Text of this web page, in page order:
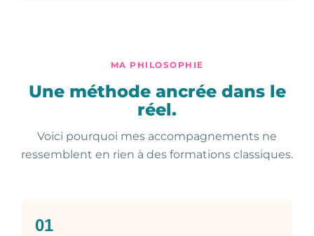
MA PHILOSOPHIE
Une méthode ancrée dans le
réel.
Voici pourquoi mes accompagnements ne
ressemblent en rien à des formations classiques.
01